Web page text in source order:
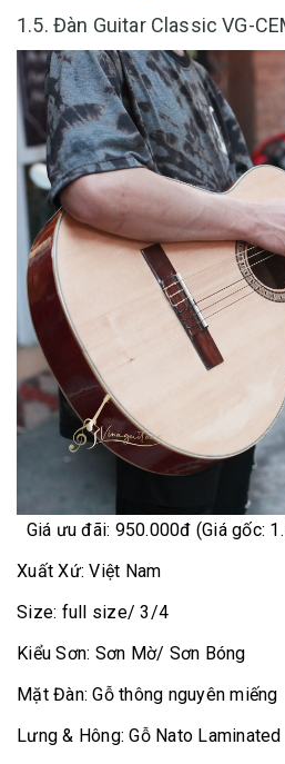
1.5. Đàn Guitar Classic VG-
Giá ưu đãi: 950.000đ (Giá gốc:
Xuất Xứ: Việt Nam
Size: full size/ 3/4
Kiểu Sơn: Sơn Mờ/ Sơn Bóng
Mặt Đàn: Gỗ thông nguyên miếng
Lưng & Hông: Gỗ Nato Laminated